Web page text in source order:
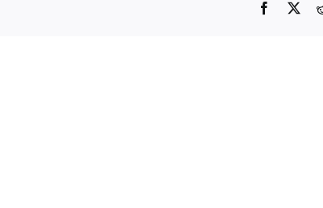
Facebook
X